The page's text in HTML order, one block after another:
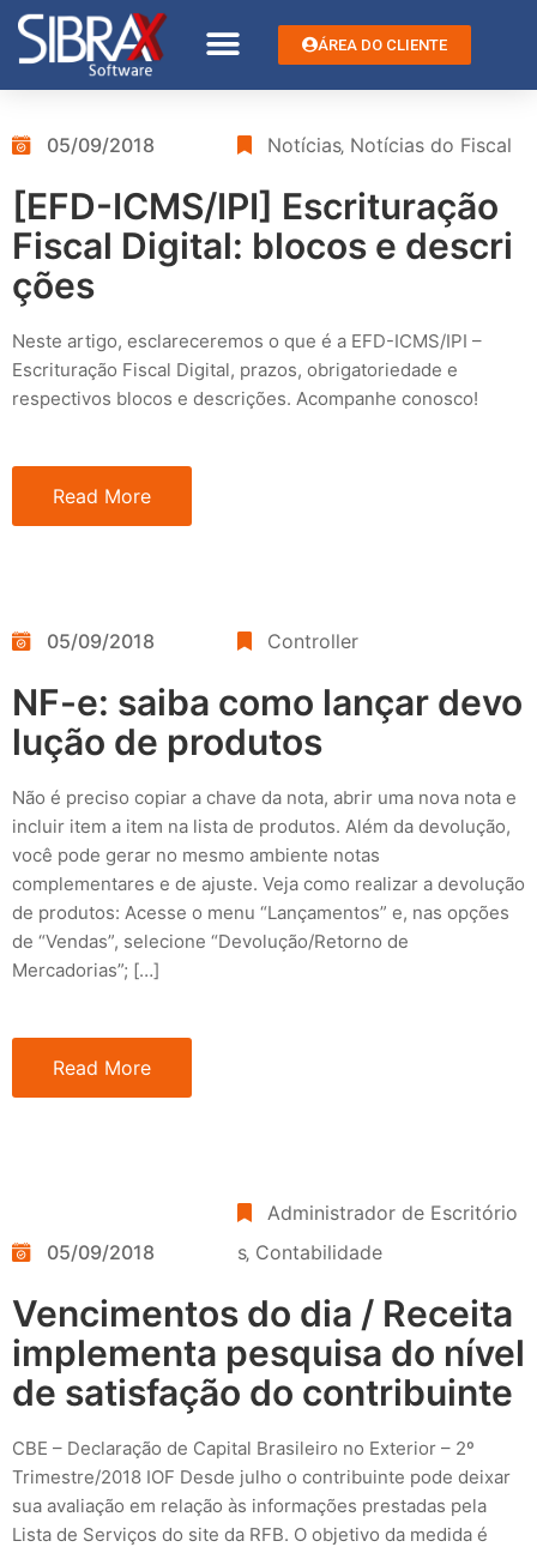
ÁREA DO CLIENTE
05/09/2018 Notícias‚ Notícias do Fiscal
[EFD-ICMS/IPI] Escrituração
Fiscal Digital: blocos e descri
ções
Neste artigo, esclareceremos o que é a EFD-ICMS/IPI –
Escrituração Fiscal Digital, prazos, obrigatoriedade e
respectivos blocos e descrições. Acompanhe conosco!
Read More
05/09/2018 Controller
NF-e: saiba como lançar devo
lução de produtos
Não é preciso copiar a chave da nota, abrir uma nova nota e
incluir item a item na lista de produtos. Além da devolução,
você pode gerar no mesmo ambiente notas
complementares e de ajuste. Veja como realizar a devolução
de produtos: Acesse o menu “Lançamentos” e, nas opções
de “Vendas”, selecione “Devolução/Retorno de
Mercadorias”; […]
Read More
05/09/2018
Administrador de Escritório
s‚ Contabilidade
Vencimentos do dia / Receita
implementa pesquisa do nível
de satisfação do contribuinte
CBE – Declaração de Capital Brasileiro no Exterior – 2º
Trimestre/2018 IOF Desde julho o contribuinte pode deixar
sua avaliação em relação às informações prestadas pela
Lista de Serviços do site da RFB. O objetivo da medida é